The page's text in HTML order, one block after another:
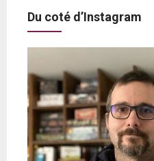
Du coté d’Instagram